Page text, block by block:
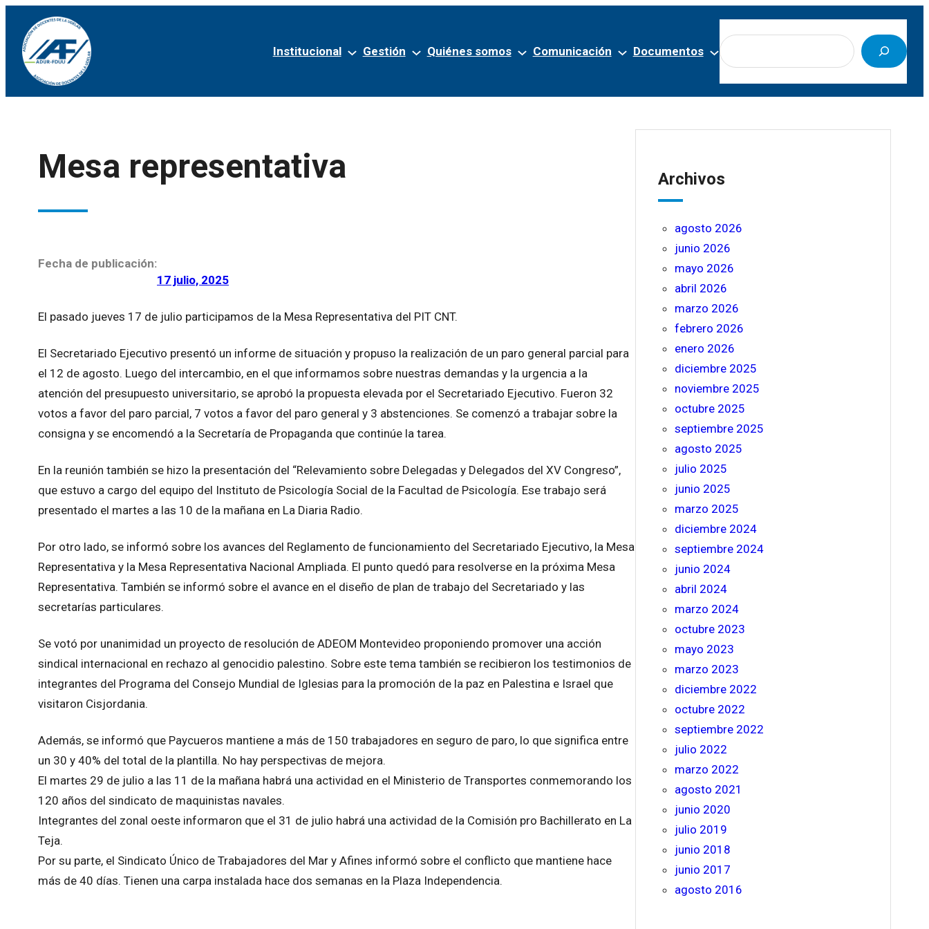
Institucional Gestión Quiénes somos Comunicación Documentos
Buscar
Mesa representativa
Fecha de publicación:
17 julio, 2025
El pasado jueves 17 de julio participamos de la Mesa Representativa del PIT CNT.
El Secretariado Ejecutivo presentó un informe de situación y propuso la realización de un paro general parcial para
el 12 de agosto. Luego del intercambio, en el que informamos sobre nuestras demandas y la urgencia a la
atención del presupuesto universitario, se aprobó la propuesta elevada por el Secretariado Ejecutivo. Fueron 32
votos a favor del paro parcial, 7 votos a favor del paro general y 3 abstenciones. Se comenzó a trabajar sobre la
consigna y se encomendó a la Secretaría de Propaganda que continúe la tarea.
En la reunión también se hizo la presentación del “Relevamiento sobre Delegadas y Delegados del XV Congreso”,
que estuvo a cargo del equipo del Instituto de Psicología Social de la Facultad de Psicología. Ese trabajo será
presentado el martes a las 10 de la mañana en La Diaria Radio.
Por otro lado, se informó sobre los avances del Reglamento de funcionamiento del Secretariado Ejecutivo, la Mesa
Representativa y la Mesa Representativa Nacional Ampliada. El punto quedó para resolverse en la próxima Mesa
Representativa. También se informó sobre el avance en el diseño de plan de trabajo del Secretariado y las
secretarías particulares.
Se votó por unanimidad un proyecto de resolución de ADEOM Montevideo proponiendo promover una acción
sindical internacional en rechazo al genocidio palestino. Sobre este tema también se recibieron los testimonios de
integrantes del Programa del Consejo Mundial de Iglesias para la promoción de la paz en Palestina e Israel que
visitaron Cisjordania.
Además, se informó que Paycueros mantiene a más de 150 trabajadores en seguro de paro, lo que significa entre
un 30 y 40% del total de la plantilla. No hay perspectivas de mejora.
El martes 29 de julio a las 11 de la mañana habrá una actividad en el Ministerio de Transportes conmemorando los
120 años del sindicato de maquinistas navales.
Integrantes del zonal oeste informaron que el 31 de julio habrá una actividad de la Comisión pro Bachillerato en La
Teja.
Por su parte, el Sindicato Único de Trabajadores del Mar y Afines informó sobre el conflicto que mantiene hace
más de 40 días. Tienen una carpa instalada hace dos semanas en la Plaza Independencia.
Archivos
agosto 2026
junio 2026
mayo 2026
abril 2026
marzo 2026
febrero 2026
enero 2026
diciembre 2025
noviembre 2025
octubre 2025
septiembre 2025
agosto 2025
julio 2025
junio 2025
marzo 2025
diciembre 2024
septiembre 2024
junio 2024
abril 2024
marzo 2024
octubre 2023
mayo 2023
marzo 2023
diciembre 2022
octubre 2022
septiembre 2022
julio 2022
marzo 2022
agosto 2021
junio 2020
julio 2019
junio 2018
junio 2017
agosto 2016